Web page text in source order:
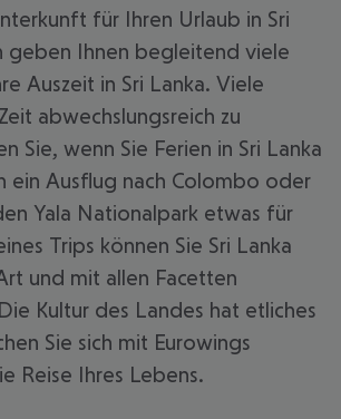
für Ihren Urlaub in Sri
geben Ihnen begleitend viele
Auszeit in Sri Lanka. Viele
abwechslungsreich zu
Sie, wenn Sie Ferien in Sri Lanka
ein Ausflug nach Colombo oder
Yala Nationalpark etwas für
Trips können Sie Sri Lanka
und mit allen Facetten
Kultur des Landes hat etliches
Sie sich mit Eurowings
Reise Ihres Lebens.